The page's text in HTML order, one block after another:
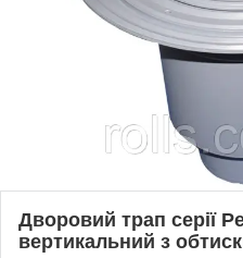
Дворовий трап серії
вертикальний з